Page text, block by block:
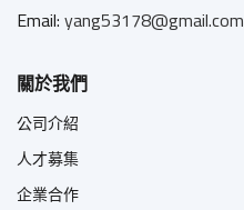
Email:yang53178@gmail.com
關於我們
公司介紹
人才募集
企業合作